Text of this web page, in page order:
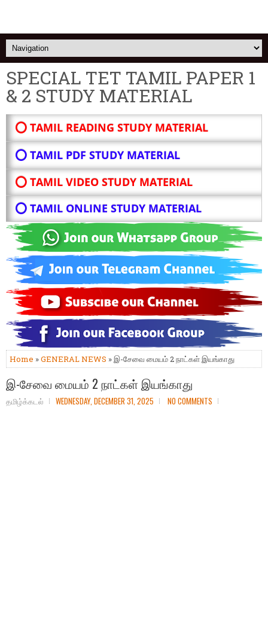
SPECIAL TET TAMIL PAPER 1
& 2 STUDY MATERIAL
⭕ TAMIL READING STUDY MATERIAL
⭕ TAMIL PDF STUDY MATERIAL
⭕ TAMIL VIDEO STUDY MATERIAL
⭕ TAMIL ONLINE STUDY MATERIAL
Home »GENERAL NEWS » இ-சேவை மையம் 2 நாட்கள் இயங்காது
இ-சேவை மையம் 2 நாட்கள் இயங்காது
தமிழ்க்கடல் WEDNESDAY, DECEMBER 31, 2025 NO COMMENTS